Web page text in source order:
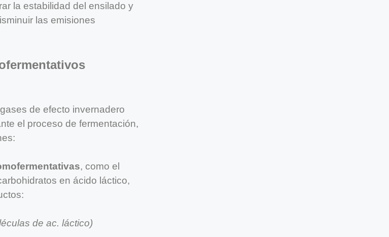
la estabilidad del ensilado y
las emisiones
de efecto invernadero
el proceso de fermentación,
, como el
en ácido láctico,
de ac. láctico)